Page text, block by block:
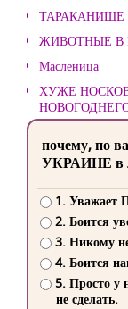
ТАРАКАНИЩЕ
ЖИВОТНЫЕ В
Масленица
ХУЖЕ
почему, по
УКРАИНЕ в
1. Уважает
2. Боится
3. Никому
4. Боится
5. Просто у
не сделать.